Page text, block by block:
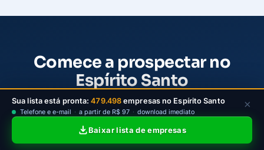
Comece a prospectar no
Espírito Santo
Escolha um plano da LeadJet para filtrar empresas
ativas do ES por cidade e atividade, baixar contatos
e iniciar a prospecção B2B com mais clareza.
Sua lista está pronta:479.498 empresas no Espírito Santo
Telefone e e-mail · a partir de R$ 97 · download imediato
Baixar lista de empresas
×